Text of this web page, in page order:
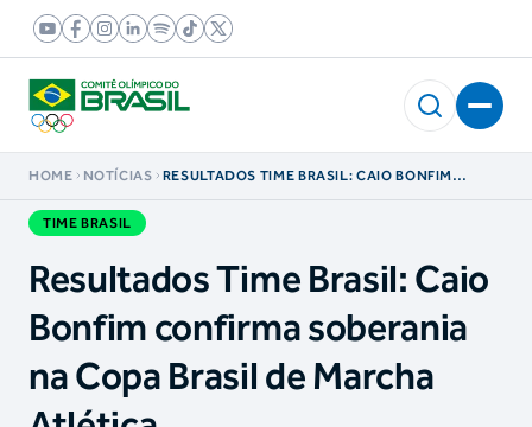
HOME NOTÍCIAS
RESULTADOS TIME BRASIL: CAIO BONFIM
TIME BRASIL
Resultados Time Brasil: Caio
Bonfim confirma soberania
na Copa Brasil de Marcha